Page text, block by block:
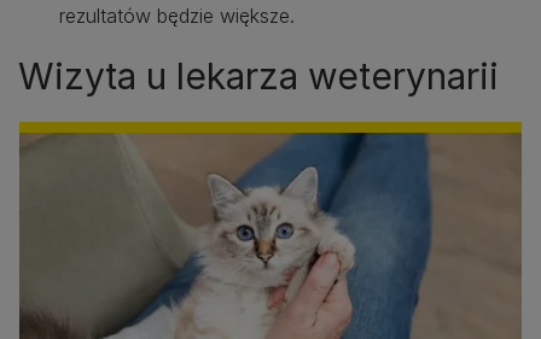
rezultatów będzie większe.
Wizyta u lekarza weterynarii